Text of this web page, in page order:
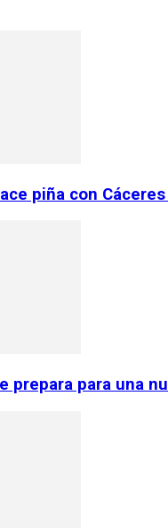
piña con
prepara para una